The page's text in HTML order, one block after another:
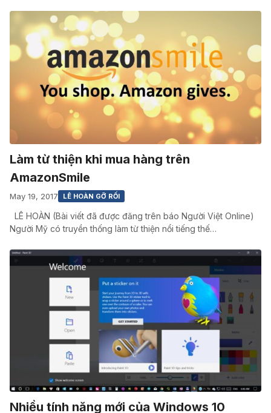
Làm từ thiện khi mua hàng trên
AmazonSmile
May 19, 2017 LÊ HOÀN GỠ RỐI
LÊ HOÀN (Bài viết đã được đăng trên báo Người Việt Online)
Người Mỹ có truyền thống làm từ thiện nổi tiếng thế…
Nhiều tính năng mới của Windows 10